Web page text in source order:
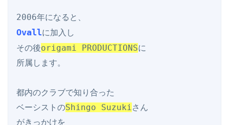
Ovallに加入し
その後origami PRODUCTIONSに
所属します。
都内のクラブで知り合った
ベーシストのShingo Suzukiさん
がきっかけを